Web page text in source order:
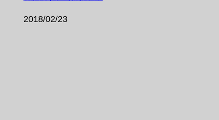
2018/02/23